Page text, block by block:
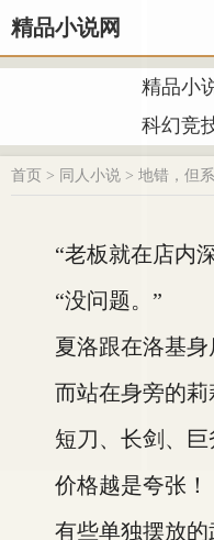
精品小说网
精品小
科幻竞
首页 > 同人小说 > 地错，但
“老板就在店内深
“没问题。”
夏洛跟在洛基身
而站在身旁的莉莉
短刀、长剑、巨斧
价格越是夸张！
有些单独摆放的武